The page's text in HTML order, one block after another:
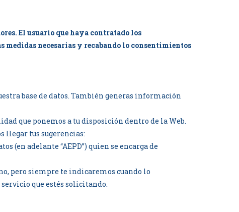
El usuario que haya contratado los
medidas necesarias y recabando lo consentimientos
base de datos. También generas información
que ponemos a tu disposición dentro de la Web.
llegar tus sugerencias:
(en adelante “AEPD”) quien se encarga de
pero siempre te indicaremos cuando lo
que estés solicitando.